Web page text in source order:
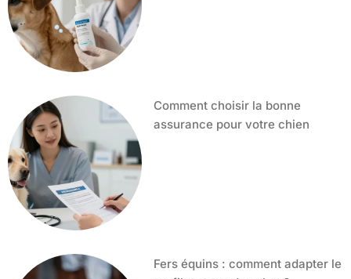
Comment choisir la bonne
assurance pour votre chien
Fers équins : comment adapter le